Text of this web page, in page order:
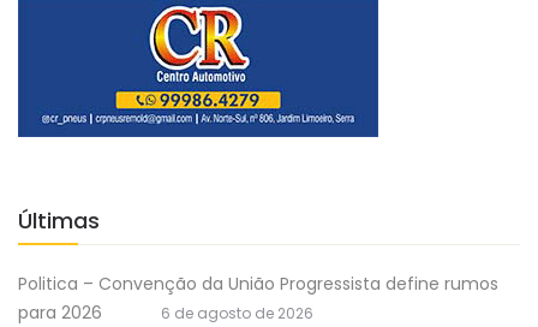
Últimas
Politica – Convenção da União Progressista define rumos
para 2026
6 de agosto de 2026